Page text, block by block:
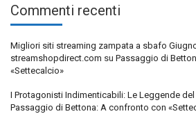
Commenti recenti
Migliori siti streaming zampata a sbafo
streamshopdirect.com su Passaggio di
«Settecalcio»
I Protagonisti Indimenticabili: Le Leggende
Passaggio di Bettona: A confronto con